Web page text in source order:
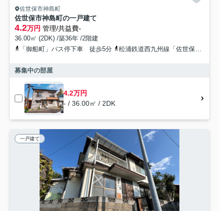
佐世保市神島町
佐世保市神島町の一戸建て
4.2万円 管理/共益費-
36.00㎡ (2DK) /築36年 /2階建
「御船町」バス停下車 徒歩5分
松浦鉄道西九州線「佐世保中央」駅 徒歩28分
募集中の部屋
4.2万円
- / 36.00㎡ / 2DK
一戸建て